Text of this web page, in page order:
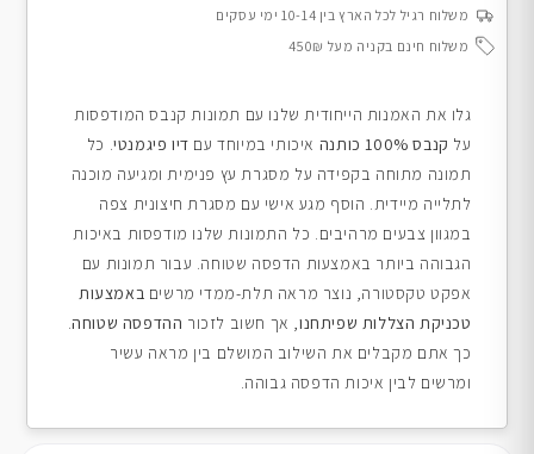
משלוח רגיל לכל הארץ בין 10-14 ימי עסקים
משלוח חינם בקניה מעל 450₪
גלו את האמנות הייחודית שלנו עם תמונות קנבס המודפסות
על קנבס 100% כותנה איכותי במיוחד עם דיו פיגמנטי. כל
תמונה מתוחה בקפידה על מסגרת עץ פנימית ומגיעה מוכנה
לתלייה מיידית. הוסף מגע אישי עם מסגרת חיצונית צפה
במגוון צבעים מרהיבים. כל התמונות שלנו מודפסות באיכות
הגבוהה ביותר באמצעות הדפסה שטוחה. עבור תמונות עם
אפקט טקסטורה, נוצר מראה תלת-ממדי מרשים באמצעות
טכניקת הצללות שפיתחנו, אך חשוב לזכור ההדפסה שטוחה.
כך אתם מקבלים את השילוב המושלם בין מראה עשיר
ומרשים לבין איכות הדפסה גבוהה.